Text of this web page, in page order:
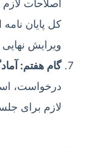
اصلاحات
کل پایان
ویرایش
گام هفتم:
درخواست،
لازم برای